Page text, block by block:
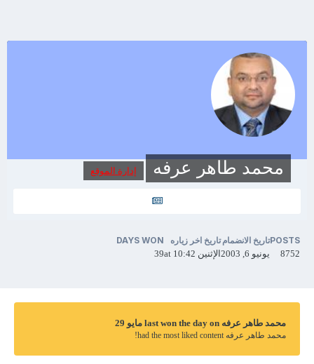
محمد طاهر عرفه إدارة الموقع
POSTS
8752
تاريخ الانضمام
يونيو 6, 2003
تاريخ اخر زياره
الإثنين at 10:42
DAYS WON
39
محمد طاهر عرفه last won the day on مايو 29
محمد طاهر عرفه had the most liked content!